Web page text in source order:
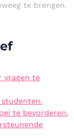
te brengen.
vragen te
te bevorderen.